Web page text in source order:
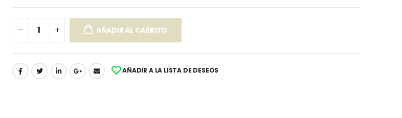
AÑADIR AL CARRITO
AÑADIR A LA LISTA DE DESEOS